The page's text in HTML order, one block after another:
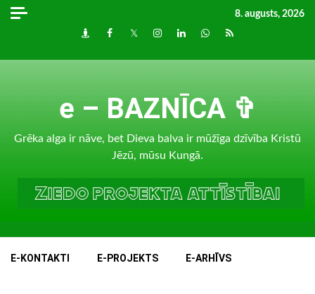
Skip
8. augusts, 2026
DraugiemFacebook
TwitterInstagram
LinkedInwhatsapp
RSS
e – BAZNĪCA ✞
Grēka alga ir nāve, bet Dieva balva ir mūžīga dzīvība Kristū
Jēzū, mūsu Kungā.
E-KONTAKTI E-PROJEKTS E-ARHĪVS